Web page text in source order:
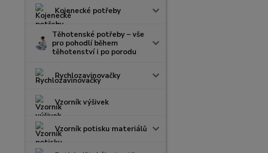
Kojenecké potřeby
Těhotenské potřeby – vše
pro pohodlí během
těhotenství i po porodu
Rychlozavinovačky
Vzorník výšivek
Vzorník potisku materiálů